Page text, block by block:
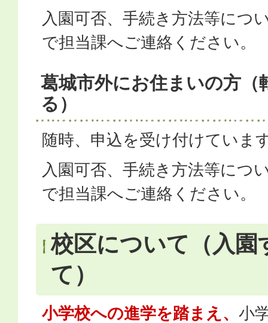
入園可否、手続き方法等につ
で担当課へご連絡ください。
葛城市外にお住まいの方（
る）
随時、申込を受け付けていま
入園可否、手続き方法等につ
で担当課へご連絡ください。
校区について（入園
て）
小学校への進学を踏まえ、 小